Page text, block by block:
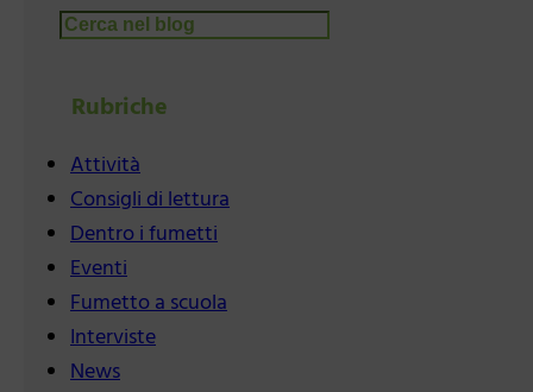
Cerca
Rubriche
Attività
Consigli di lettura
Dentro i fumetti
Eventi
Fumetto a scuola
Interviste
News